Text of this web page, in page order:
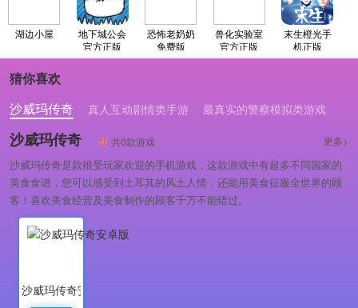
湖边小屋
地下城公会
官方正版
恐怖老奶奶
免费版
兽化实验室
官方正版
末生橙光手
机正版
猜你喜欢
沙威玛传奇
真人互动剧情类手游 最真实的警察模拟类游戏
沙威玛传奇 共0款游戏 更多>
沙威玛传奇是款很受玩家欢迎的手机游戏，这款游戏中有超多不同国家的
美食食谱，您可以感受到土耳其的风土人情，还能用美食征服全世界的顾
客！喜欢美食经营及美食制作的顾客千万不能错过。
沙威玛传奇安卓版